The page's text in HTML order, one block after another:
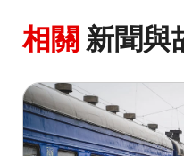
相關 新聞與